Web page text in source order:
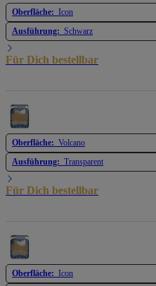
Oberfläche: Icon
Ausführung: Schwarz
Für Dich bestellbar
Oberfläche: Volcano
Ausführung: Transparent
Für Dich bestellbar
Oberfläche: Icon